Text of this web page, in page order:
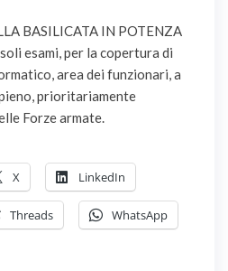
BASILICATA IN POTENZA
esami, per la copertura di
area dei funzionari, a
prioritariamente
Forze armate.
X LinkedIn
Threads WhatsApp